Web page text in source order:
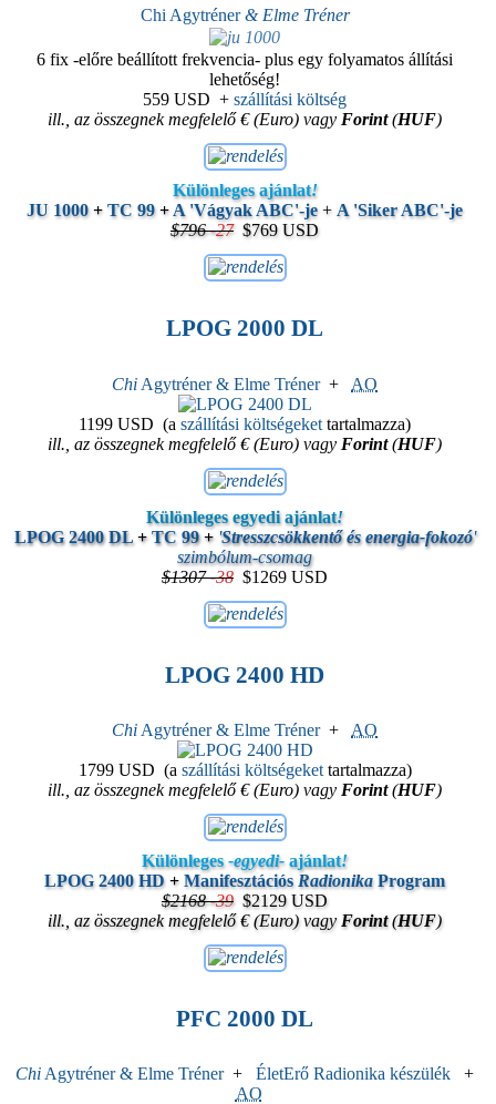
Chi Agytréner& Elme Tréner
6 fix -előre beállított frekvencia- plus egy folyamatos állítási
lehetőség!
559 USD + szállítási költség
ill., az összegnek megfelelő € (Euro) vagy Forint(HUF)
Különleges ajánlat!
JU 1000+ TC 99+ A 'Vágyak ABC'-je+ A 'Siker ABC'-je
$796-27$769 USD
LPOG 2000 DL
Chi Agytréner & Elme Tréner+ AO
1199 USD (a szállítási költségeket tartalmazza)
ill., az összegnek megfelelő € (Euro) vagy Forint(HUF)
Különleges egyedi ajánlat!
LPOG 2400 DL+ TC 99+ 'Stresszcsökkentő és energia-fokozó'
szimbólum-csomag
$1307-38 $1269 USD
LPOG 2400 HD
Chi Agytréner & Elme Tréner+ AO
1799 USD (a szállítási költségekettartalmazza)
ill., az összegnek megfelelő € (Euro) vagy Forint(HUF)
Különleges-egyedi- ajánlat!
LPOG 2400 HD + Manifesztációs RadionikaProgram
$2168-39$2129 USD
ill., az összegnek megfelelő € (Euro) vagy Forint(HUF)
PFC 2000 DL
Chi Agytréner & Elme Tréner+ ÉletErő Radionika készülék +
AO